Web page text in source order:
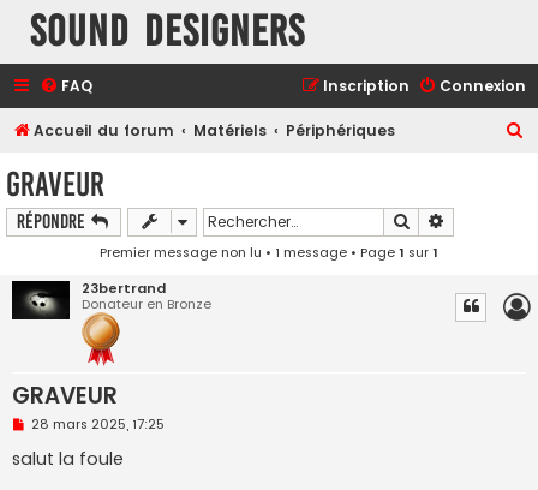
Sound Designers
FAQ Connexion
Inscription
Accueil du forum Matériels Périphériques
c
GRAVEUR
Répondre Rechercher
Premier message non lu • 1 message • Page1 sur1
23bertrand
Donateur en Bronze
GRAVEUR
M
s
s
28 mars 2025, 17:25
salut la foule